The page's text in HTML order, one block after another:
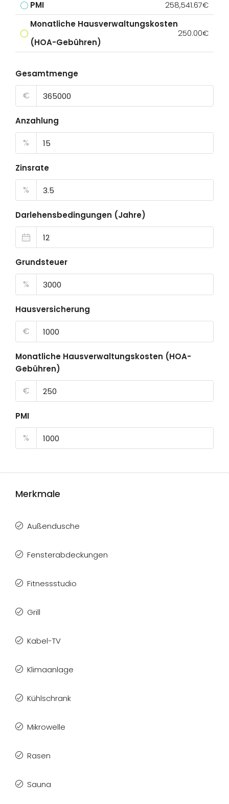
PMI
258,541.67€
Monatliche Hausverwaltungskosten
(HOA-Gebühren)
250.00€
Gesamtmenge
€
Anzahlung
%
Zinsrate
%
Darlehensbedingungen (Jahre)
Grundsteuer
%
Hausversicherung
€
Monatliche Hausverwaltungskosten (HOA-
Gebühren)
€
PMI
%
Merkmale
Außendusche
Fensterabdeckungen
Fitnessstudio
Grill
Kabel-TV
Klimaanlage
Kühlschrank
Mikrowelle
Rasen
Sauna